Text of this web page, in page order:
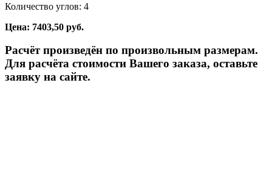
Количество углов: 4
Цена: 7403,50 руб.
Расчёт произведён по произвольным размерам.
Для расчёта стоимости Вашего заказа, оставьте
заявку на сайте.